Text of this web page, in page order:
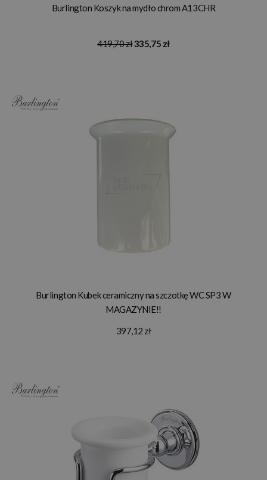
Burlington Koszyk na mydło chrom A13CHR
419,70 zł335,75 zł
Burlington Kubek ceramiczny na szczotkę WC SP3 W
MAGAZYNIE!!
397,12 zł